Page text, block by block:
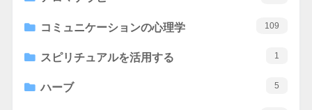
コミュニケーションの心理学 109
スピリチュアルを活用する 1
ハーブ 5